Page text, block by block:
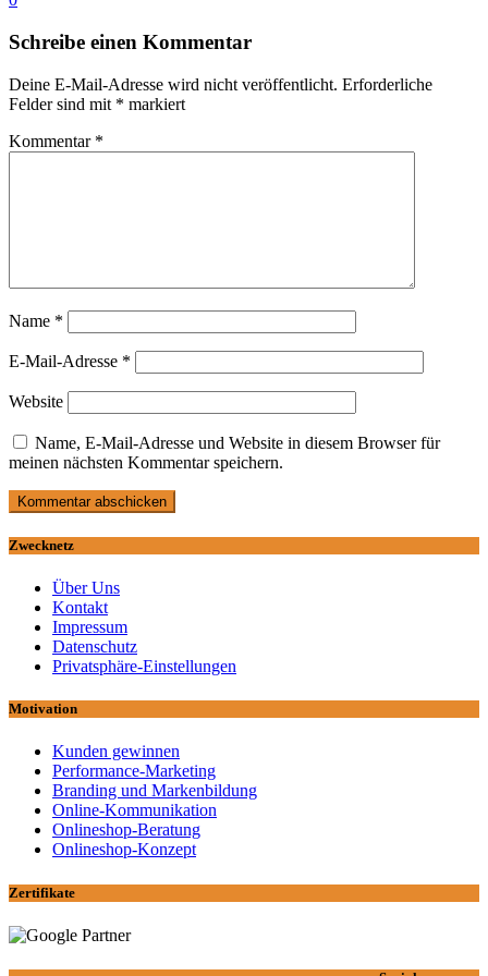
Schreibe einen Kommentar
Deine E-Mail-Adresse wird nicht veröffentlicht. Erforderliche
Felder sind mit * markiert
Kommentar *
Name *
E-Mail-Adresse *
Website
Name, E-Mail-Adresse und Website in diesem Browser für
meinen nächsten Kommentar speichern.
Zwecknetz
Über Uns
Kontakt
Impressum
Datenschutz
Privatsphäre-Einstellungen
Motivation
Kunden gewinnen
Performance-Marketing
Branding und Markenbildung
Online-Kommunikation
Onlineshop-Beratung
Onlineshop-Konzept
Zertifikate